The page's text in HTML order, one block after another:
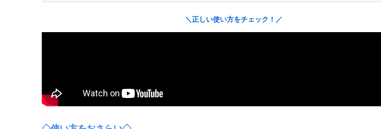
＼正しい使い方をチェック！／